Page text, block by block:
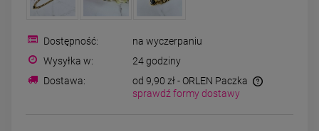
CHIRURGICZNA koniczyna
jasne złoto
34,00 zł
Dostępność:
na wyczerpaniu
Wysyłka w:
24 godziny
Dostawa:
od 9,90 zł - ORLEN Paczka
sprawdź formy dostawy